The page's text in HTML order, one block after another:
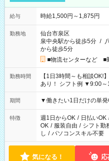
給与 時給1,500円～1,875円
勤務地
仙台市泉区
泉中央駅から徒歩5分 /
から徒歩5分
■物流センターなど ■
勤務時間
【1日3時間～も相談OK!
あり！ シフト例 ▼9:00～12:00 ▼9:00～17:00 ▼10:00～19:00
▼18:00～21:00
期間 ▼働きたい1日だけの単
特徴 週1日からOK / 日払いOK
OK / 服装自由 / シフト勤
し / パソコンスキル不要
気になる！ 応